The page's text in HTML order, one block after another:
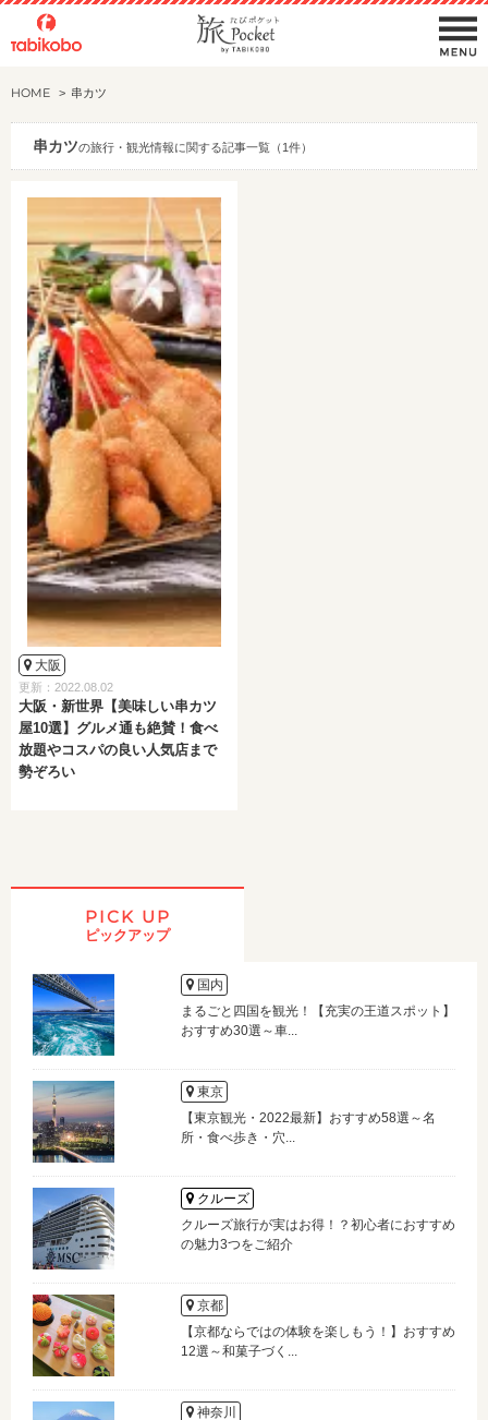
HOME 串カツ
串カツの旅行・観光情報に関する記事一覧（1件）
大阪
更新：2022.08.02
大阪・新世界【美味しい串カツ
屋10選】グルメ通も絶賛！食べ
放題やコスパの良い人気店まで
勢ぞろい
PICK UP
ピックアップ
国内
まるごと四国を観光！【充実の王道スポット】
おすすめ30選～車...
東京
【東京観光・2022最新】おすすめ58選～名
所・食べ歩き・穴...
クルーズ
クルーズ旅行が実はお得！？初心者におすすめ
の魅力3つをご紹介
京都
【京都ならではの体験を楽しもう！】おすすめ
12選～和菓子づく...
神奈川